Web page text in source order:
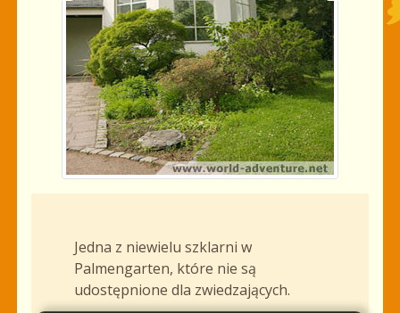
Jedna z niewielu szklarni w
Palmengarten, które nie są
udostępnione dla zwiedzających.